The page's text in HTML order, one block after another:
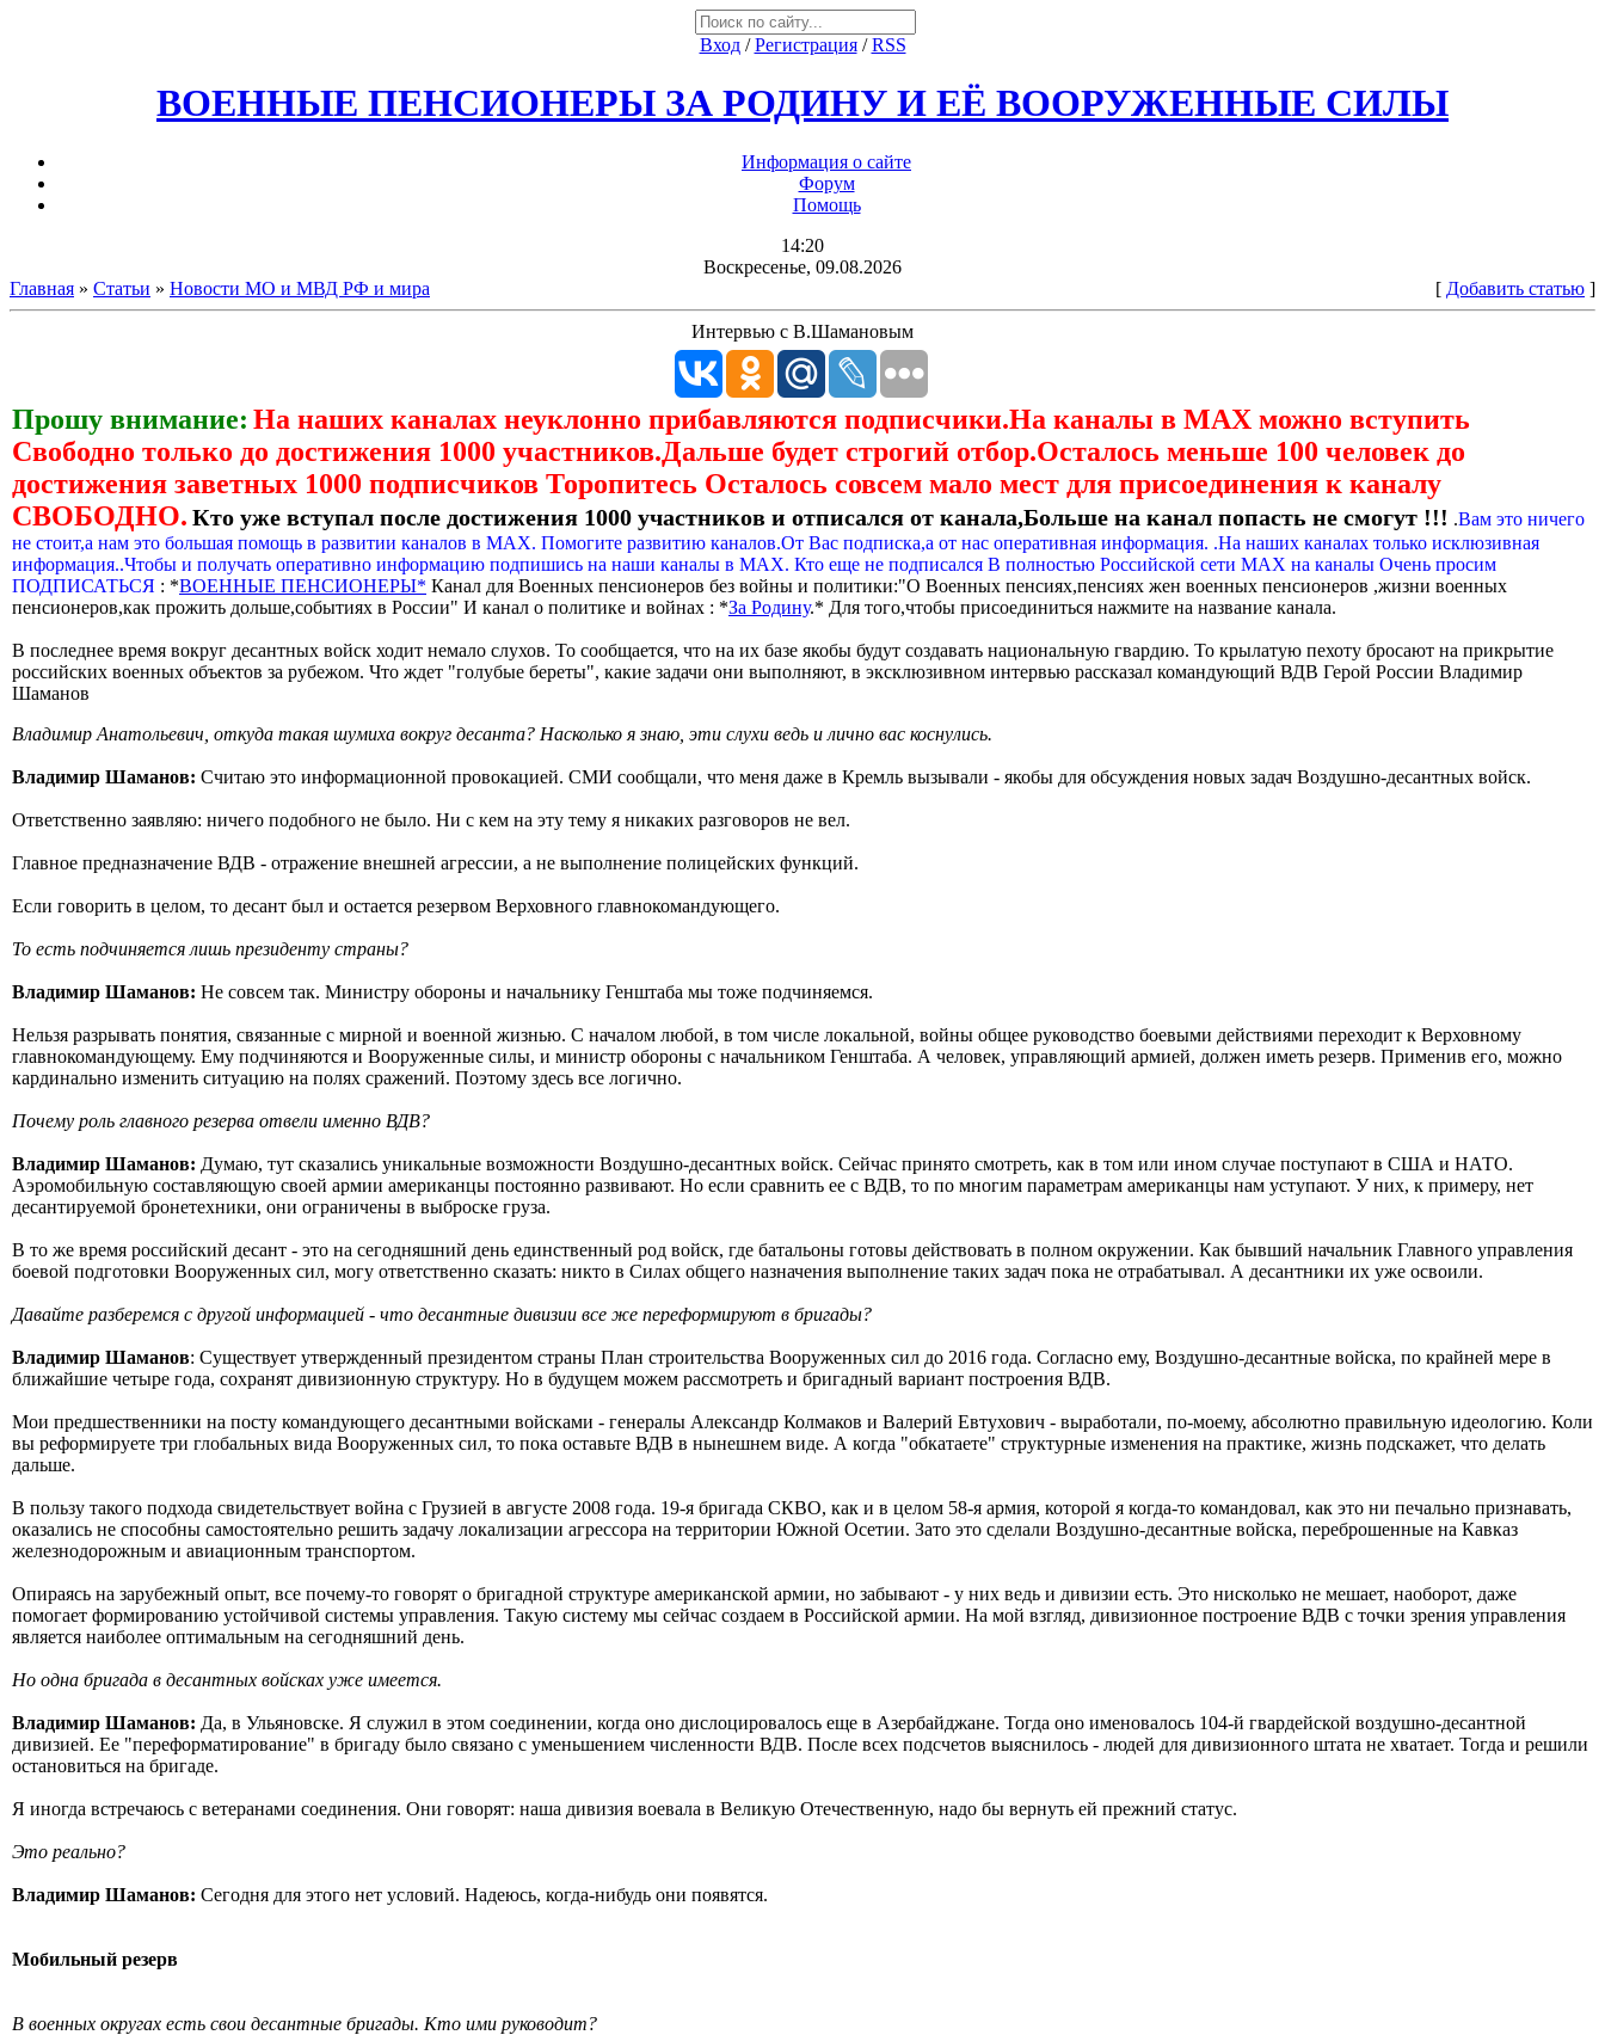
Вход/Регистрация/RSS
ВОЕННЫЕ ПЕНСИОНЕРЫ ЗА РОДИНУ И ЕЁ ВООРУЖЕННЫЕ СИЛЫ
Информация о сайте
Форум
Помощь
14:20
Воскресенье, 09.08.2026
Главная » Статьи » Новости МО и МВД РФ и мира [ Добавить статью ]
Интервью с В.Шамановым
Прошу внимание: На наших каналах неуклонно прибавляются подписчики.На каналы в МАХ можно вступить
Свободно только до достижения 1000 участников.Дальше будет строгий отбор.Осталось меньше 100 человек до
достижения заветных 1000 подписчиков Торопитесь Осталось совсем мало мест для присоединения к каналу
СВОБОДНО. Кто уже вступал после достижения 1000 участников и отписался от канала,Больше на канал попасть не смогут !!! .Вам это ничего
не стоит,а нам это большая помощь в развитии каналов в МАХ. Помогите развитию каналов.От Вас подписка,а от нас оперативная информация. .На наших каналах только исклюзивная
информация..Чтобы и получать оперативно информацию подпишись на наши каналы в МАХ. Кто еще не подписался В полностью Российской сети МАХ на каналы Очень просим
ПОДПИСАТЬСЯ : *ВОЕННЫЕ ПЕНСИОНЕРЫ* Канал для Военных пенсионеров без войны и политики:"О Военных пенсиях,пенсиях жен военных пенсионеров ,жизни военных
пенсионеров,как прожить дольше,событиях в России" И канал о политике и войнах : *За Родину.* Для того,чтобы присоединиться нажмите на название канала.
В последнее время вокруг десантных войск ходит немало слухов. То сообщается, что на их базе якобы будут создавать национальную гвардию. То крылатую пехоту бросают на прикрытие
российских военных объектов за рубежом. Что ждет "голубые береты", какие задачи они выполняют, в эксклюзивном интервью рассказал командующий ВДВ Герой России Владимир
Шаманов
Владимир Анатольевич, откуда такая шумиха вокруг десанта? Насколько я знаю, эти слухи ведь и лично вас коснулись.
Владимир Шаманов: Считаю это информационной провокацией. СМИ сообщали, что меня даже в Кремль вызывали - якобы для обсуждения новых задач Воздушно-десантных войск.
Ответственно заявляю: ничего подобного не было. Ни с кем на эту тему я никаких разговоров не вел.
Главное предназначение ВДВ - отражение внешней агрессии, а не выполнение полицейских функций.
Если говорить в целом, то десант был и остается резервом Верховного главнокомандующего.
То есть подчиняется лишь президенту страны?
Владимир Шаманов: Не совсем так. Министру обороны и начальнику Генштаба мы тоже подчиняемся.
Нельзя разрывать понятия, связанные с мирной и военной жизнью. С началом любой, в том числе локальной, войны общее руководство боевыми действиями переходит к Верховному
главнокомандующему. Ему подчиняются и Вооруженные силы, и министр обороны с начальником Генштаба. А человек, управляющий армией, должен иметь резерв. Применив его, можно
кардинально изменить ситуацию на полях сражений. Поэтому здесь все логично.
Почему роль главного резерва отвели именно ВДВ?
Владимир Шаманов: Думаю, тут сказались уникальные возможности Воздушно-десантных войск. Сейчас принято смотреть, как в том или ином случае поступают в США и НАТО.
Аэромобильную составляющую своей армии американцы постоянно развивают. Но если сравнить ее с ВДВ, то по многим параметрам американцы нам уступают. У них, к примеру, нет
десантируемой бронетехники, они ограничены в выброске груза.
В то же время российский десант - это на сегодняшний день единственный род войск, где батальоны готовы действовать в полном окружении. Как бывший начальник Главного управления
боевой подготовки Вооруженных сил, могу ответственно сказать: никто в Cилах общего назначения выполнение таких задач пока не отрабатывал. А десантники их уже освоили.
Давайте разберемся с другой информацией - что десантные дивизии все же переформируют в бригады?
Владимир Шаманов: Существует утвержденный президентом страны План строительства Вооруженных сил до 2016 года. Согласно ему, Воздушно-десантные войска, по крайней мере в
ближайшие четыре года, сохранят дивизионную структуру. Но в будущем можем рассмотреть и бригадный вариант построения ВДВ.
Мои предшественники на посту командующего десантными войсками - генералы Александр Колмаков и Валерий Евтухович - выработали, по-моему, абсолютно правильную идеологию. Коли
вы реформируете три глобальных вида Вооруженных сил, то пока оставьте ВДВ в нынешнем виде. А когда "обкатаете" структурные изменения на практике, жизнь подскажет, что делать
дальше.
В пользу такого подхода свидетельствует война с Грузией в августе 2008 года. 19-я бригада СКВО, как и в целом 58-я армия, которой я когда-то командовал, как это ни печально признавать,
оказались не способны самостоятельно решить задачу локализации агрессора на территории Южной Осетии. Зато это сделали Воздушно-десантные войска, переброшенные на Кавказ
железнодорожным и авиационным транспортом.
Опираясь на зарубежный опыт, все почему-то говорят о бригадной структуре американской армии, но забывают - у них ведь и дивизии есть. Это нисколько не мешает, наоборот, даже
помогает формированию устойчивой системы управления. Такую систему мы сейчас создаем в Российской армии. На мой взгляд, дивизионное построение ВДВ с точки зрения управления
является наиболее оптимальным на сегодняшний день.
Но одна бригада в десантных войсках уже имеется.
Владимир Шаманов: Да, в Ульяновске. Я служил в этом соединении, когда оно дислоцировалось еще в Азербайджане. Тогда оно именовалось 104-й гвардейской воздушно-десантной
дивизией. Ее "переформатирование" в бригаду было связано с уменьшением численности ВДВ. После всех подсчетов выяснилось - людей для дивизионного штата не хватает. Тогда и решили
остановиться на бригаде.
Я иногда встречаюсь с ветеранами соединения. Они говорят: наша дивизия воевала в Великую Отечественную, надо бы вернуть ей прежний статус.
Это реально?
Владимир Шаманов: Сегодня для этого нет условий. Надеюсь, когда-нибудь они появятся.
Мобильный резерв
В военных округах есть свои десантные бригады. Кто ими руководит?